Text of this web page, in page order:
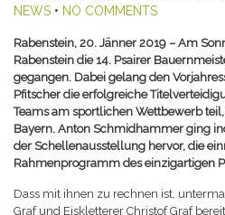
NEWS • NO COMMENTS
Rabenstein, 20. Jänner 2019 – Am
Rabenstein die 14. Psairer
gegangen. Dabei gelang den
Pfitscher die erfolgreiche
Teams am sportlichen Wettbewerb
Bayern. Anton Schmidhammer ging
der Schellenausstellung hervor, die
Rahmenprogramm des einzigartigen
Dass mit ihnen zu rechnen ist,
Graf und Eiskletterer Christof Graf